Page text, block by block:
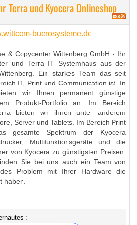
Terra und Kyocera Onlineshop
buerosysteme.de
& Copycenter Wittenberg GmbH - Ihr
und Terra IT Systemhaus aus der
Ein starkes Team das seit
IT, Print und Communication ist. In
wir Ihnen permanent günstige
Produkt-Portfolio an. Im Bereich
bieten wir ihnen unter anderem
Server und Tablets. Im Bereich Print
gesamte Spektrum der Kyocera
Multifunktionsgeräte und die
von Kyocera zu günstigsten Preisen.
Sie bei uns auch ein Team von
Problem mit Ihrer Hardware die
haben.
: